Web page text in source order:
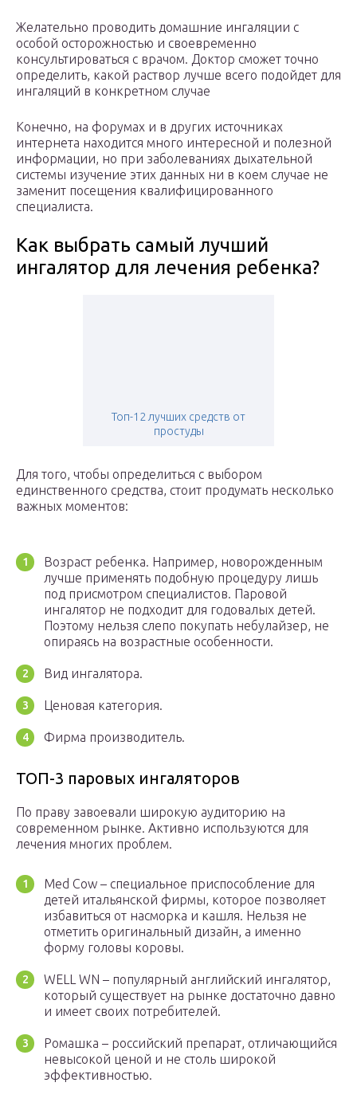
Желательно проводить домашние ингаляции с
особой осторожностью и своевременно
консультироваться с врачом. Доктор сможет точно
определить, какой раствор лучше всего подойдет для
ингаляций в конкретном случае
Конечно, на форумах и в других источниках
интернета находится много интересной и полезной
информации, но при заболеваниях дыхательной
системы изучение этих данных ни в коем случае не
заменит посещения квалифицированного
специалиста.
Как выбрать самый лучший
ингалятор для лечения ребенка?
Топ-12 лучших средств от
простуды
Для того, чтобы определиться с выбором
единственного средства, стоит продумать несколько
важных моментов:
Возраст ребенка. Например, новорожденным
лучше применять подобную процедуру лишь
под присмотром специалистов. Паровой
ингалятор не подходит для годовалых детей.
Поэтому нельзя слепо покупать небулайзер, не
опираясь на возрастные особенности.
Вид ингалятора.
Ценовая категория.
Фирма производитель.
ТОП-3 паровых ингаляторов
По праву завоевали широкую аудиторию на
современном рынке. Активно используются для
лечения многих проблем.
Med Cow – специальное приспособление для
детей итальянской фирмы, которое позволяет
избавиться от насморка и кашля. Нельзя не
отметить оригинальный дизайн, а именно
форму головы коровы.
WELL WN – популярный английский ингалятор,
который существует на рынке достаточно давно
и имеет своих потребителей.
Ромашка – российский препарат, отличающийся
невысокой ценой и не столь широкой
эффективностью.